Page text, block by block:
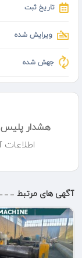
تاریخ ثبت
ویرایش شده
جهش شده
هشدار
آگهی های مرتبط